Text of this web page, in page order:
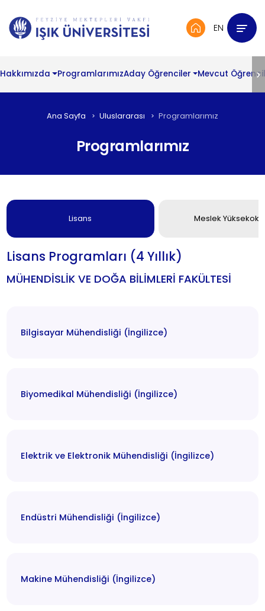
EN
Hakkımızda ProgramlarımızAday Öğrenciler Mevcut
Ana Sayfa Uluslararası Programlarımız
Programlarımız
Lisans Meslek
Lisans Programları (4 Yıllık)
MÜHENDİSLİK VE DOĞA BİLİMLERİ FAKÜLTESİ
Bilgisayar Mühendisliği (İngilizce)
Biyomedikal Mühendisliği (İngilizce)
Elektrik ve Elektronik Mühendisliği (İngilizce)
Endüstri Mühendisliği (İngilizce)
Makine Mühendisliği (İngilizce)